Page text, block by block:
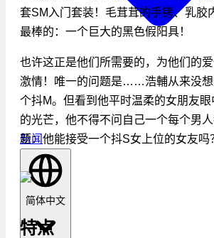
新闻
简体中文
套SM入门套装！毛茸茸的手铐、乳胶
最棒的：一个巨大的黑色假阳具！
也许这正是他们所需要的，为他们的
激情！唯一的问题是……浩輔从来没
个抖M。但看到他平时温柔的女朋友
的光芒，他不得不问自己一个每个男
题：他能接受一个抖S女上位的女友吗
特点